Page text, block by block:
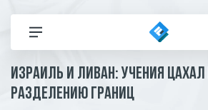
Все новости
Израиль и Ливан: учения
разделению границ